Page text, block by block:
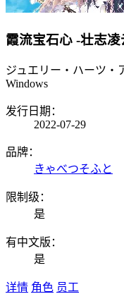
霞流宝石心 -壮志
ジュエリー・ハーツ・
Windows
发行日期：
2022-07-29
品牌：
きゃべつそふと
限制级：
是
有中文版：
是
详情 角色 员工